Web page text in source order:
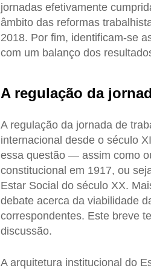
jornadas efetivamente
âmbito das reformas
2018. Por fim, identificam-se
com um balanço dos
A regulação da
A regulação da jornada de
internacional desde o século
essa questão — assim como
constitucional em 1917, ou
Estar Social do século XX.
debate acerca da viabilidade
correspondentes. Este breve
discussão.
A arquitetura institucional do